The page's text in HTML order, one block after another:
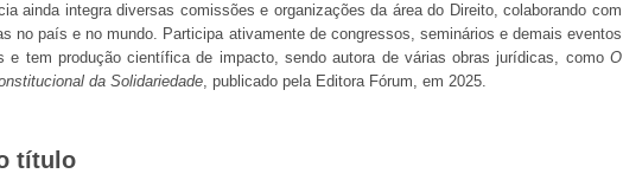
ainda integra diversas comissões e organizações da área do Direito, colaborando com
no país e no mundo. Participa ativamente de congressos, seminários e demais eventos
e tem produção científica de impacto, sendo autora de várias obras jurídicas, como O
da Solidariedade, publicado pela Editora Fórum, em 2025.
título